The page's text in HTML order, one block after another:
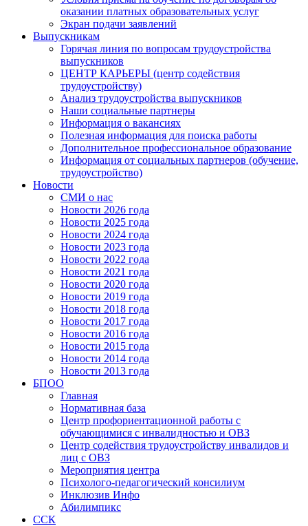
оказании платных образовательных услуг
Экран подачи заявлений
Выпускникам
Горячая линия по вопросам трудоустройства
выпускников
ЦЕНТР КАРЬЕРЫ (центр содействия
трудоустройству)
Анализ трудоустройства выпускников
Наши социальные партнеры
Информация о вакансиях
Полезная информация для поиска работы
Дополнительное профессиональное образование
Информация от социальных партнеров (обучение,
трудоустройство)
Новости
СМИ о нас
Новости 2026 года
Новости 2025 года
Новости 2024 года
Новости 2023 года
Новости 2022 года
Новости 2021 года
Новости 2020 года
Новости 2019 года
Новости 2018 года
Новости 2017 года
Новости 2016 года
Новости 2015 года
Новости 2014 года
Новости 2013 года
БПОО
Главная
Нормативная база
Центр профориентационной работы с
обучающимися с инвалидностью и ОВЗ
Центр содействия трудоустройству инвалидов и
лиц с ОВЗ
Мероприятия центра
Психолого-педагогический консилиум
Инклюзив Инфо
Абилимпикс
ССК